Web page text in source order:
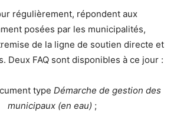
régulièrement, répondent aux
posées par les municipalités,
de la ligne de soutien directe et
Deux FAQ sont disponibles à ce jour :
type Démarche de gestion des
(en eau) ;